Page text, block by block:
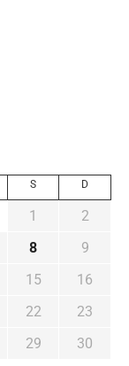
S D
1
2
8
9
15
16
22
23
29
30